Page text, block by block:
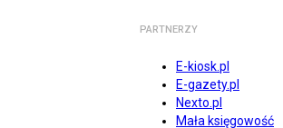
PARTNERZY
E-kiosk.pl
E-gazety.pl
Nexto.pl
Mała księgowość